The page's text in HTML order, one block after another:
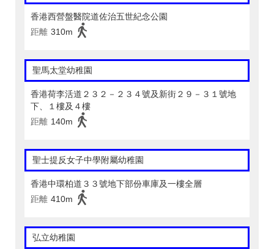
香港西營盤醫院道佐治五世紀念公園
距離 310m
聖馬太堂幼稚園
香港荷李活道２３２－２３４號及新街２９－３１號地
下、１樓及４樓
距離 140m
聖士提反女子中學附屬幼稚園
香港中環柏道３３號地下部份車庫及一樓全層
距離 410m
弘立幼稚園